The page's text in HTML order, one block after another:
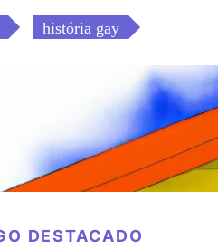
história gay
DESTACADO